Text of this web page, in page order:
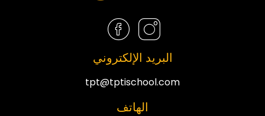
البريد الإلكتروني
tpt@tptischool.com
الهاتف